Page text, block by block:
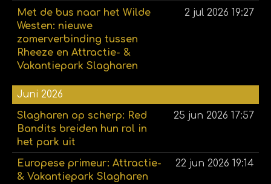
Met de bus naar het Wilde
Westen: nieuwe
zomerverbinding tussen
Rheeze en Attractie- &
Vakantiepark Slagharen
2 jul 2026 19:27
Juni 2026
Slagharen op scherp: Red
Bandits breiden hun rol in
het park uit
25 jun 2026 17:57
Europese primeur: Attractie-
& Vakantiepark Slagharen
22 jun 2026 19:14